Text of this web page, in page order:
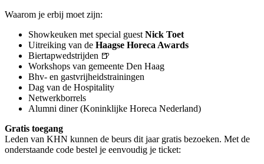
Waarom je erbij moet zijn:
Showkeuken met special guest Nick Toet
Uitreiking van de Haagse Horeca Awards
Biertapwedstrijden 🍺
Workshops van gemeente Den Haag
Bhv- en gastvrijheidstrainingen
Dag van de Hospitality
Netwerkborrels
Alumni diner (Koninklijke Horeca Nederland)
Gratis toegang
Leden van KHN kunnen de beurs dit jaar gratis bezoeken. Met de
onderstaande code bestel je eenvoudig je ticket: